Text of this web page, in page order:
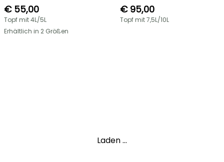
€ 55,00
Topf mit 4L/5L
Erhältlich in 2 Größen
€ 95,00
Topf mit 7,5L/10L
Laden ...